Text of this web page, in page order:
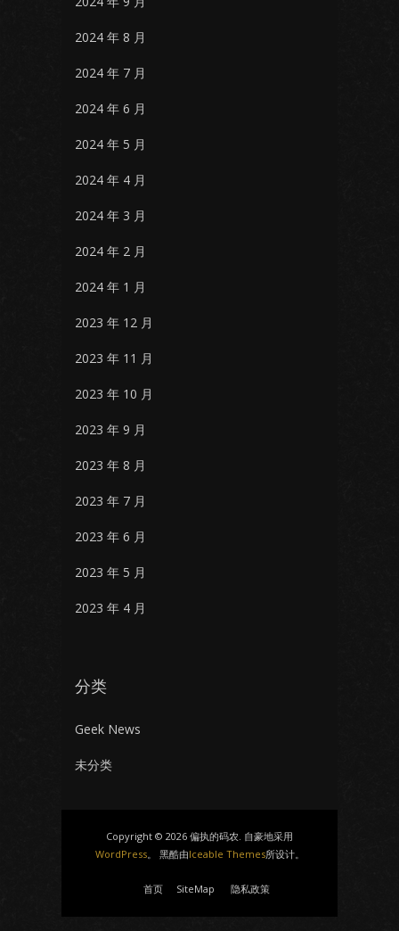
2024 年 8 月
2024 年 7 月
2024 年 6 月
2024 年 5 月
2024 年 4 月
2024 年 3 月
2024 年 2 月
2024 年 1 月
2023 年 12 月
2023 年 11 月
2023 年 10 月
2023 年 9 月
2023 年 8 月
2023 年 7 月
2023 年 6 月
2023 年 5 月
2023 年 4 月
分类
Geek News
未分类
Copyright © 2026 偏执的码农. 自豪地采用
WordPress。 黑酷由Iceable Themes所设计。
首页 SiteMap 隐私政策